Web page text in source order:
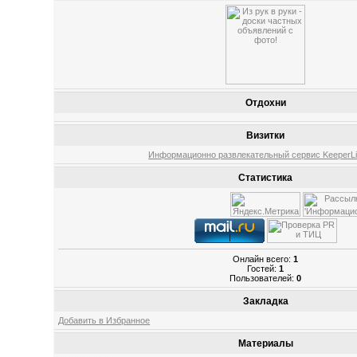
Отдохни
Визитки
Информационно развлекательный сервис
Статистика
Онлайн всего:1
Гостей:1
Пользователей:0
Закладка
Добавить в Избранное
Материалы